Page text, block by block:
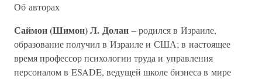
Об авторах
Саймон (Шимон) Л. Долан – родился в Израиле,
образование получил в Израиле и США; в настоящее
время профессор психологии труда и управления
персоналом в ESADE, ведущей школе бизнеса в мире